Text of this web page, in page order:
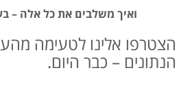
ואיך משלבים את כל אלה –
הצטרפו אלינו לטעימה
הנתונים – כבר היום.